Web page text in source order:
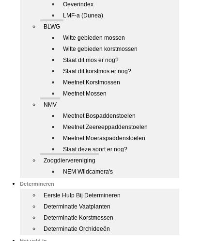
Oeverindex
LMF-a (Dunea)
BLWG
Witte gebieden mossen
Witte gebieden korstmossen
Staat dit mos er nog?
Staat dit korstmos er nog?
Meetnet Korstmossen
Meetnet Mossen
NMV
Meetnet Bospaddenstoelen
Meetnet Zeereeppaddenstoelen
Meetnet Moeraspaddenstoelen
Staat deze soort er nog?
Zoogdiervereniging
NEM Wildcamera's
Determineren
Eerste Hulp Bij Determineren
Determinatie Vaatplanten
Determinatie Korstmossen
Determinatie Orchideeën